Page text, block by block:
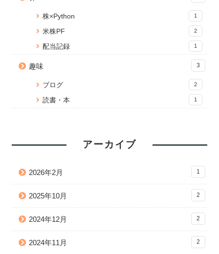
株×Python 1
米株PF 2
配当記録 1
趣味 3
ブログ 2
読書・本 1
アーカイブ
2026年2月 1
2025年10月 2
2024年12月 2
2024年11月 2